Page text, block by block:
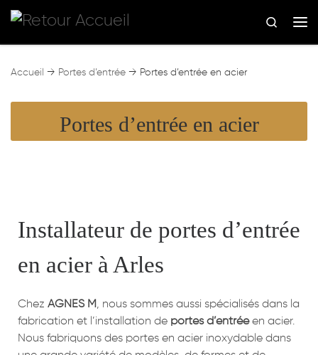
Skip to content
Search
Accueil → Portes d’entrée → Portes d’entrée en acier
Portes d’entrée en acier
Installateur de portes d’entrée
en acier à Arles
Chez AGNES M, nous sommes aussi spécialisés dans la
fabrication et l’installation de portes d’entréeen acier.
Nous fabriquons des portes en acier inoxydable dans